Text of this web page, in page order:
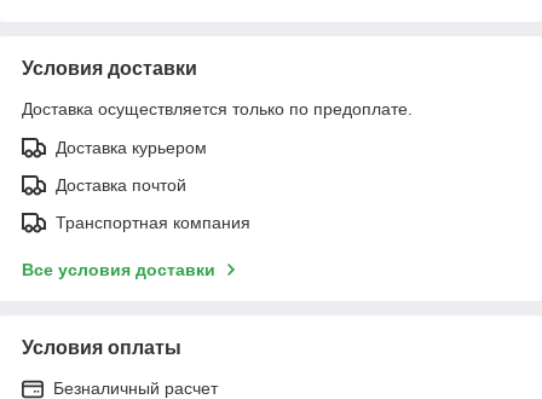
Условия доставки
Доставка осуществляется только по предоплате.
Доставка курьером
Доставка почтой
Транспортная компания
Все условия доставки
Условия оплаты
Безналичный расчет